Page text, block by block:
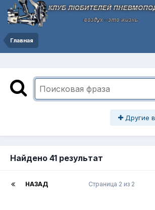
Главная
Другие
Найдено 41 результат
НАЗАД Страница 2 из 2